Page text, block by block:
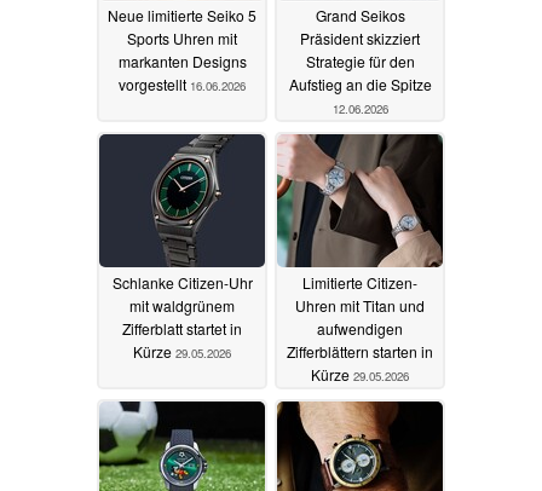
Neue limitierte Seiko 5
Sports Uhren mit
markanten Designs
vorgestellt 16.06.2026
Grand Seikos
Präsident skizziert
Strategie für den
Aufstieg an die Spitze
12.06.2026
Schlanke Citizen-Uhr
mit waldgrünem
Zifferblatt startet in
Kürze 29.05.2026
Limitierte Citizen-
Uhren mit Titan und
aufwendigen
Zifferblättern starten in
Kürze 29.05.2026